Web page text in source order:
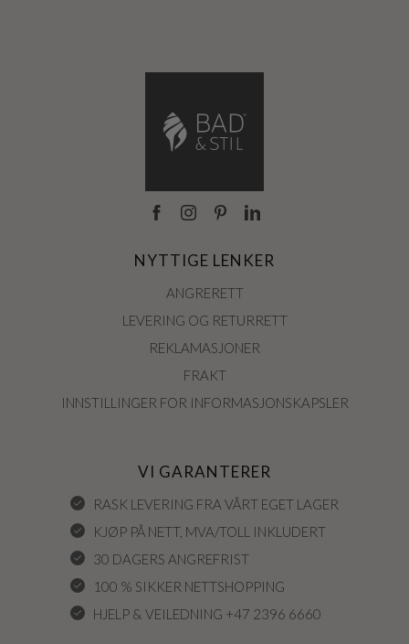
NYTTIGE LENKER
ANGRERETT
LEVERING OG RETURRETT
REKLAMASJONER
FRAKT
INNSTILLINGER FOR INFORMASJONSKAPSLER
VI GARANTERER
RASK LEVERING FRA VÅRT EGET LAGER
KJØP PÅ NETT, MVA/TOLL INKLUDERT
30 DAGERS ANGREFRIST
100 % SIKKER NETTSHOPPING
HJELP & VEILEDNING +47 2396 6660